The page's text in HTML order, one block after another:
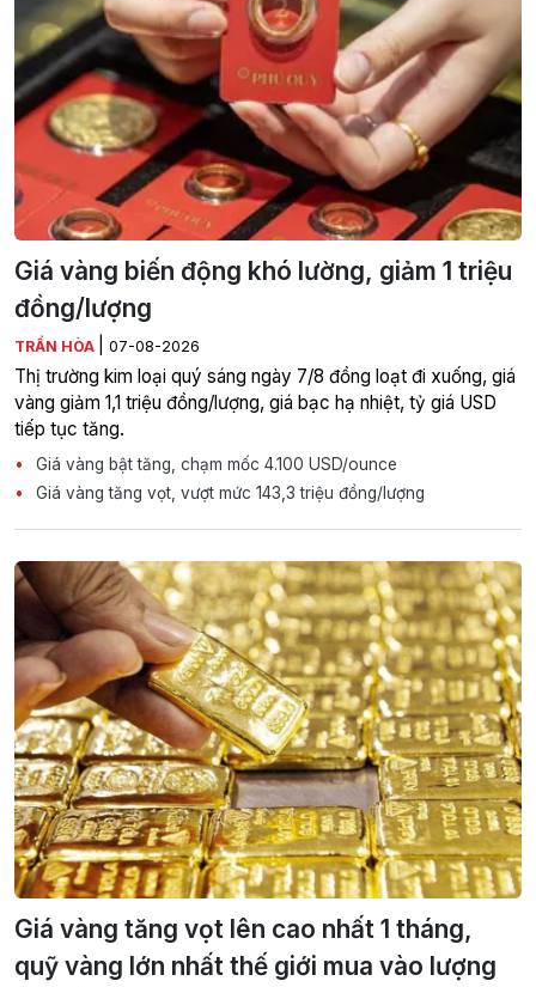
Giá vàng biến động khó lường, giảm 1 triệu
đồng/lượng
TRẦN HÒA 07-08-2026
Thị trường kim loại quý sáng ngày 7/8 đồng loạt đi xuống, giá
vàng giảm 1,1 triệu đồng/lượng, giá bạc hạ nhiệt, tỷ giá USD
tiếp tục tăng.
Giá vàng bật tăng, chạm mốc 4.100 USD/ounce
Giá vàng tăng vọt, vượt mức 143,3 triệu đồng/lượng
Giá vàng tăng vọt lên cao nhất 1 tháng,
quỹ vàng lớn nhất thế giới mua vào lượng